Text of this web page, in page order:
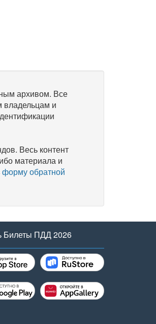
архивом. Все
владельцам и
Весь контент
материала и
форму обратной
Билеты ПДД 2026